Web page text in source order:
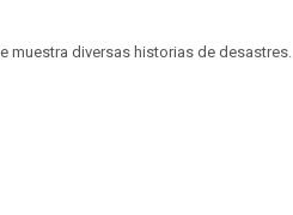
muestra diversas historias de desastres.